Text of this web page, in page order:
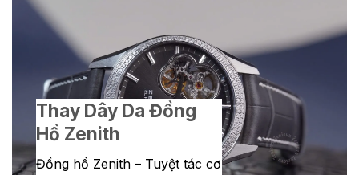
Thay Dây Da Đồng
Hồ Zenith
Đồng hồ Zenith – Tuyệt tác cơ